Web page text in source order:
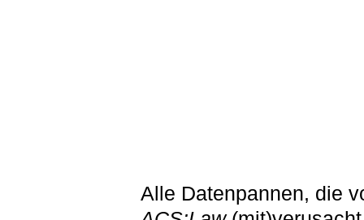
Alle Datenpannen, die